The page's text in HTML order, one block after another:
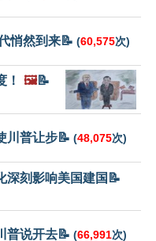
悄然到来📝 (60,575次)
！ 🖼️📝
川普让步📝 (48,075次)
深刻影响美国建国📝
普说开去📝 (66,991次)